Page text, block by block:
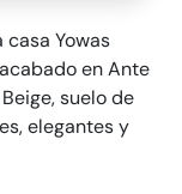
Yowas
en Ante
suelo de
elegantes y